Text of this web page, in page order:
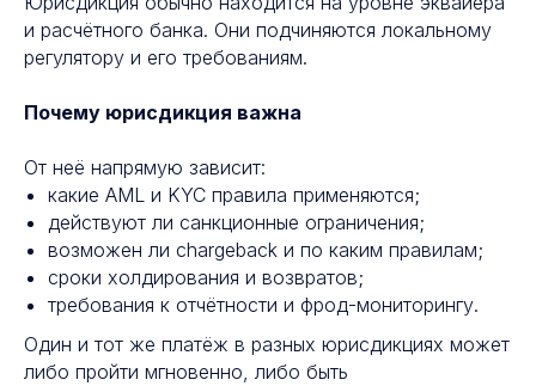
и расчётного банка. Они подчиняются локальному
регулятору и его требованиям.
Почему юрисдикция важна
От неё напрямую зависит:
какие AML и KYC правила применяются;
действуют ли санкционные ограничения;
возможен ли chargeback и по каким правилам;
сроки холдирования и возвратов;
требования к отчётности и фрод-мониторингу.
Один и тот же платёж в разных юрисдикциях может
либо пройти мгновенно, либо быть